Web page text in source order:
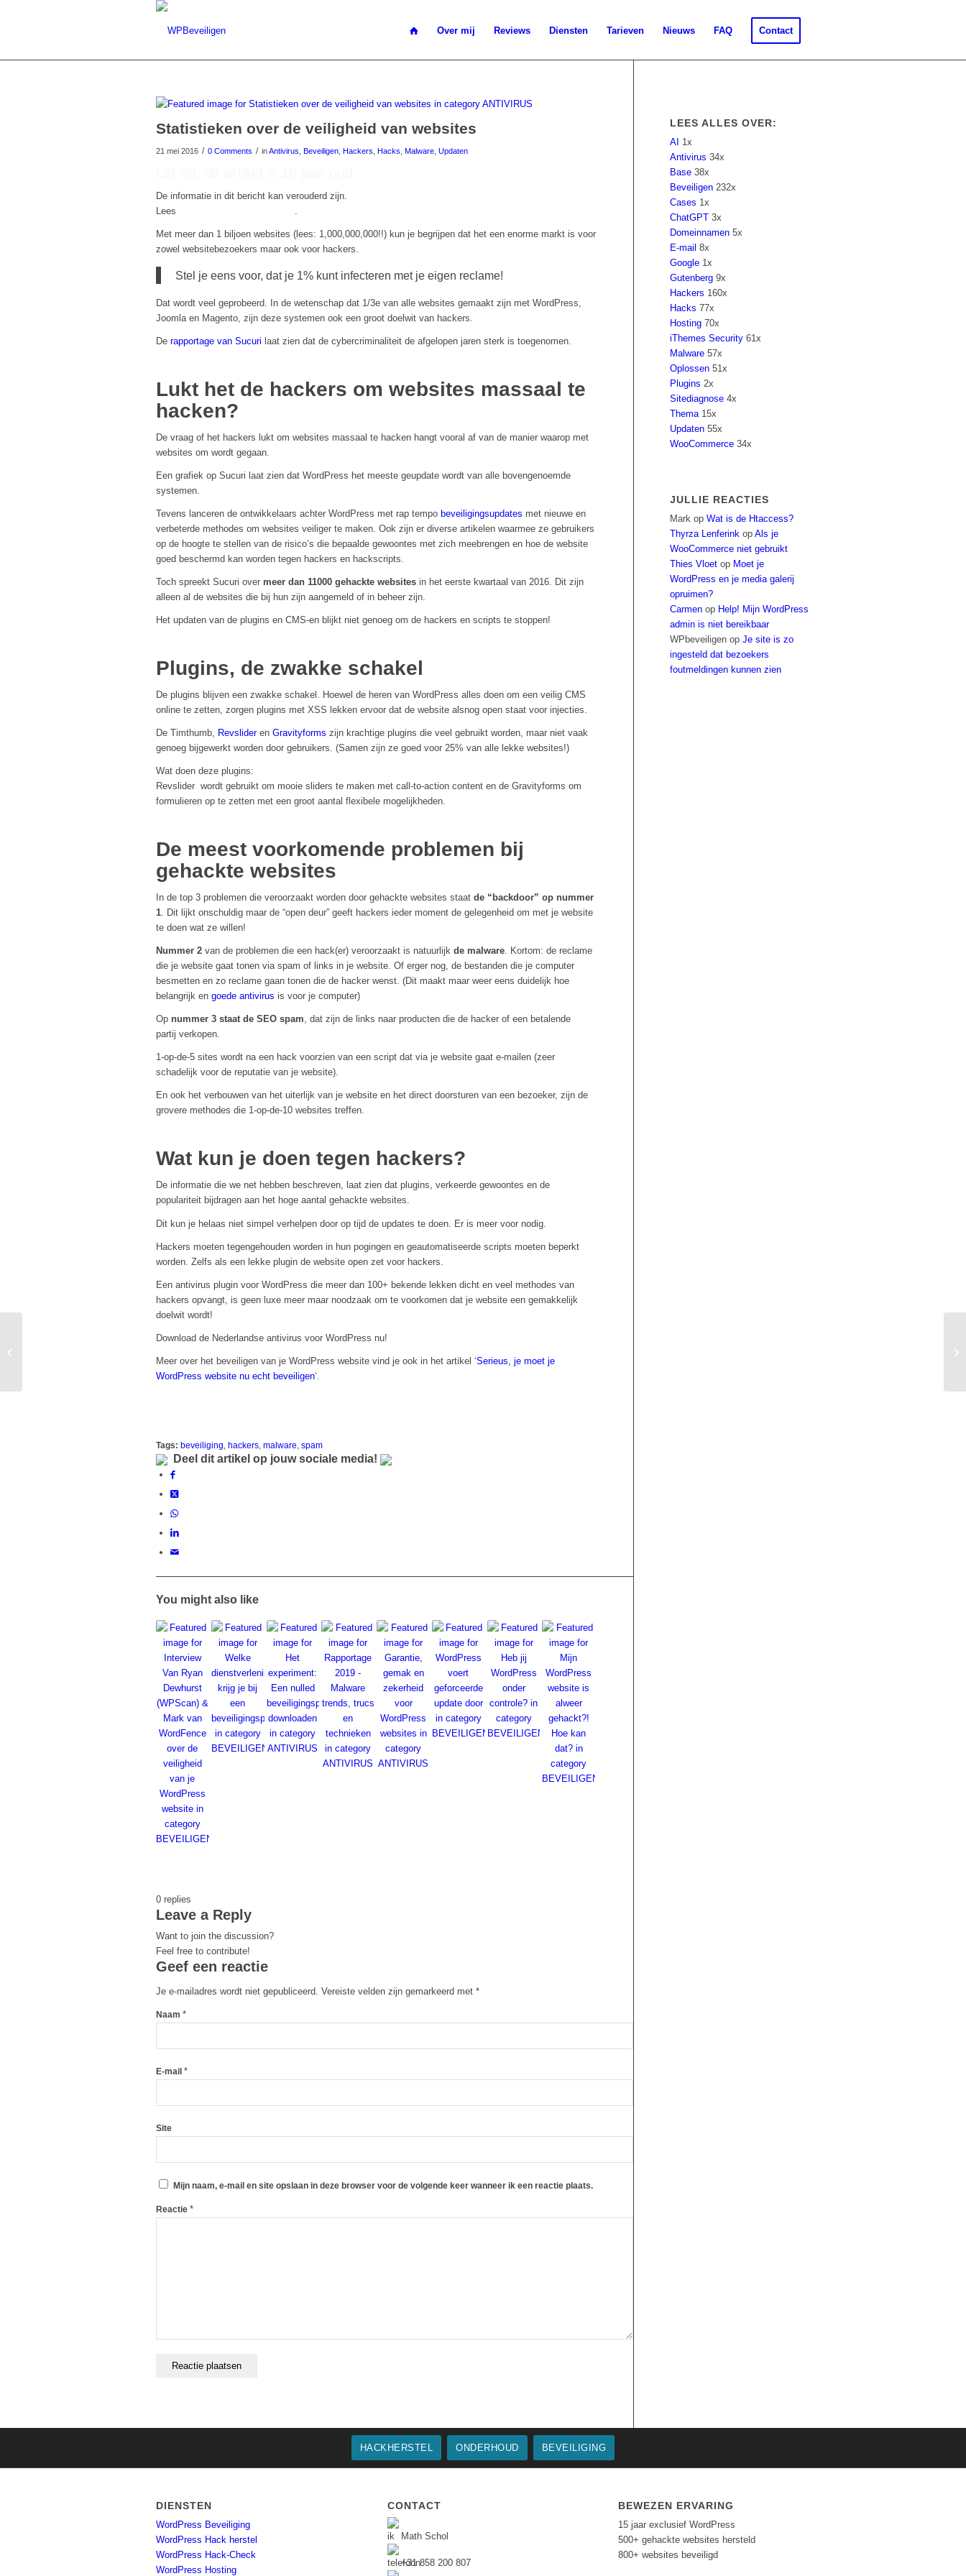
Over mij Reviews Diensten Tarieven Nieuws FAQ Contact
Statistieken over de veiligheid van websites
21 mei 2016 / 0 Comments / inAntivirus Beveiligen Hackers Hacks Malware Updaten
De informatie in dit bericht kan verouderd zijn.
Lees
.
Met meer dan 1 biljoen websites (lees: 1,000,000,000!!) kun je begrijpen dat het een enorme markt is voor
zowel websitebezoekers maar ook voor hackers.
Stel je eens voor, dat je 1% kunt infecteren met je eigen reclame!
Dat wordt veel geprobeerd. In de wetenschap dat 1/3e van alle websites gemaakt zijn met WordPress,
Joomla en Magento, zijn deze systemen ook een groot doelwit van hackers.
De rapportage van Sucuri laat zien dat de cybercriminaliteit de afgelopen jaren sterk is toegenomen.
Lukt het de hackers om websites massaal te
hacken?
De vraag of het hackers lukt om websites massaal te hacken hangt vooral af van de manier waarop met
websites om wordt gegaan.
Een grafiek op Sucuri laat zien dat WordPress het meeste geupdate wordt van alle bovengenoemde
systemen.
Tevens lanceren de ontwikkelaars achter WordPress met rap tempo beveiligingsupdates met nieuwe en
verbeterde methodes om websites veiliger te maken. Ook zijn er diverse artikelen waarmee ze gebruikers
op de hoogte te stellen van de risico’s die bepaalde gewoontes met zich meebrengen en hoe de website
goed beschermd kan worden tegen hackers en hackscripts.
Toch spreekt Sucuri over meer dan 11000 gehackte websites in het eerste kwartaal van 2016. Dit zijn
alleen al de websites die bij hun zijn aangemeld of in beheer zijn.
Het updaten van de plugins en CMS-en blijkt niet genoeg om de hackers en scripts te stoppen!
Plugins, de zwakke schakel
De plugins blijven een zwakke schakel. Hoewel de heren van WordPress alles doen om een veilig CMS
online te zetten, zorgen plugins met XSS lekken ervoor dat de website alsnog open staat voor injecties.
De Timthumb, Revslideren Gravityforms zijn krachtige plugins die veel gebruikt worden, maar niet vaak
genoeg bijgewerkt worden door gebruikers. (Samen zijn ze goed voor 25% van alle lekke websites!)
Wat doen deze plugins:
Revslider wordt gebruikt om mooie sliders te maken met call-to-action content en de Gravityforms om
formulieren op te zetten met een groot aantal flexibele mogelijkheden.
De meest voorkomende problemen bij
gehackte websites
In de top 3 problemen die veroorzaakt worden door gehackte websites staat de “backdoor” op nummer
1. Dit lijkt onschuldig maar de “open deur” geeft hackers ieder moment de gelegenheid om met je website
te doen wat ze willen!
Nummer 2 van de problemen die een hack(er) veroorzaakt is natuurlijk de malware. Kortom: de reclame
die je website gaat tonen via spam of links in je website. Of erger nog, de bestanden die je computer
besmetten en zo reclame gaan tonen die de hacker wenst. (Dit maakt maar weer eens duidelijk hoe
belangrijk en goede antivirus is voor je computer)
Op nummer 3 staat de SEO spam, dat zijn de links naar producten die de hacker of een betalende
partij verkopen.
1-op-de-5 sites wordt na een hack voorzien van een script dat via je website gaat e-mailen (zeer
schadelijk voor de reputatie van je website).
En ook het verbouwen van het uiterlijk van je website en het direct doorsturen van een bezoeker, zijn de
grovere methodes die 1-op-de-10 websites treffen.
Wat kun je doen tegen hackers?
De informatie die we net hebben beschreven, laat zien dat plugins, verkeerde gewoontes en de
populariteit bijdragen aan het hoge aantal gehackte websites.
Dit kun je helaas niet simpel verhelpen door op tijd de updates te doen. Er is meer voor nodig.
Hackers moeten tegengehouden worden in hun pogingen en geautomatiseerde scripts moeten beperkt
worden. Zelfs als een lekke plugin de website open zet voor hackers.
Een antivirus plugin voor WordPress die meer dan 100+ bekende lekken dicht en veel methodes van
hackers opvangt, is geen luxe meer maar noodzaak om te voorkomen dat je website een gemakkelijk
doelwit wordt!
Download de Nederlandse antivirus voor WordPress nu!
Meer over het beveiligen van je WordPress website vind je ook in het artikel ‘Serieus, je moet je
WordPress website nu echt beveiligen‘.
Tags: beveiliging hackers malware spam
Deel dit artikel op jouw sociale media!
You might also like
0 replies
Leave a Reply
Want to join the discussion?
Feel free to contribute!
Geef een reactie
Je e-mailadres wordt niet gepubliceerd. Vereiste velden zijn gemarkeerd met *
Naam *
E-mail *
Site
Mijn naam, e-mail en site opslaan in deze browser voor de volgende keer wanneer ik een reactie plaats.
Reactie *
LEES ALLES OVER:
AI 1x
Antivirus 34x
Base 38x
Beveiligen 232x
Cases 1x
ChatGPT 3x
Domeinnamen 5x
E-mail 8x
Google 1x
Gutenberg 9x
Hackers 160x
Hacks 77x
Hosting 70x
iThemes Security 61x
Malware 57x
Oplossen 51x
Plugins 2x
Sitediagnose 4x
Thema15x
Updaten 55x
WooCommerce 34x
JULLIE REACTIES
Mark opWat is de Htaccess?
Thyrza Lenferink opAls je
WooCommerce niet gebruikt
Thies Vloet op Moet je
WordPress en je media galerij
opruimen?
Carmen op Help! Mijn WordPress
admin is niet bereikbaar
WPbeveiligen opJe site is zo
ingesteld dat bezoekers
foutmeldingen kunnen zien
HACKHERSTEL ONDERHOUD BEVEILIGING
DIENSTEN
WordPress Beveiliging
WordPress Hack herstel
WordPress Hack-Check
WordPress Hosting
CONTACT
Math Schol
+31 858 200 807
BEWEZEN ERVARING
15 jaar exclusief WordPress
500+ gehackte websites hersteld
800+ websites beveiligd